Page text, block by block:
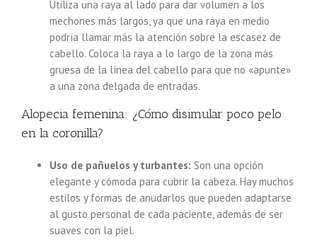
Utiliza una raya al lado para dar volumen a los
mechones más largos, ya que una raya en medio
podría llamar más la atención sobre la escasez de
cabello. Coloca la raya a lo largo de la zona más
gruesa de la línea del cabello para que no «apunte»
a una zona delgada de entradas.
Alopecia femenina: ¿Cómo disimular poco pelo
en la coronilla?
Uso de pañuelos y turbantes: Son una opción
elegante y cómoda para cubrir la cabeza. Hay muchos
estilos y formas de anudarlos que pueden adaptarse
al gusto personal de cada paciente, además de ser
suaves con la piel.